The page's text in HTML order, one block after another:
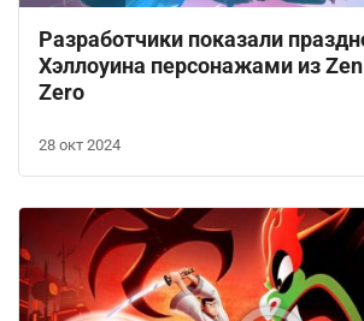
Разработчики показали
Хэллоуина персонажами из
Zero
28 окт 2024